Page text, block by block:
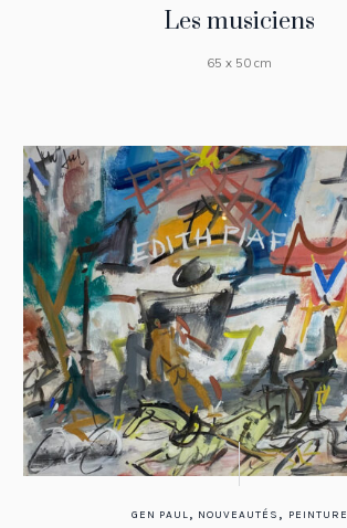
Les musiciens
65 x 50 cm
GEN PAUL, NOUVEAUTÉS , PEINTURE